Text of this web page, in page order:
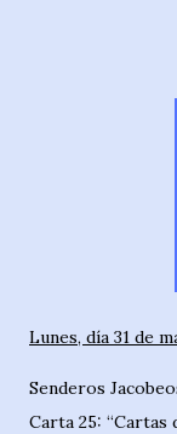
Lunes, día 31 de
Senderos
Carta 25: “Cartas